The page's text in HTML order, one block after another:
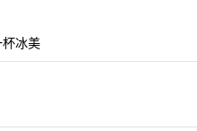
冰美